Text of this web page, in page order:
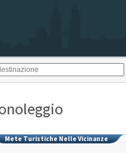
Mete Turistiche Nelle Vicinanze